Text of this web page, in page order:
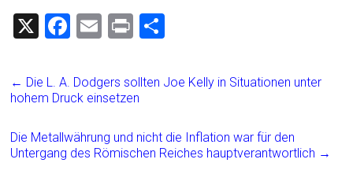
X
F
ce
b
o
ok
E
ai
l
Pr
t
e
← Die L. A. Dodgers sollten Joe Kelly in Situationen unter
hohem Druck einsetzen
Die Metallwährung und nicht die Inflation war für den
Untergang des Römischen Reiches hauptverantwortlich →